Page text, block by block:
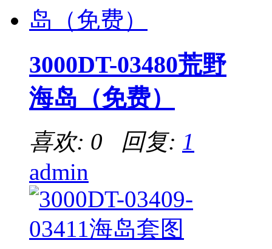
3000DT-03480荒野
海岛（免费）
喜欢: 0 回复: 1
admin